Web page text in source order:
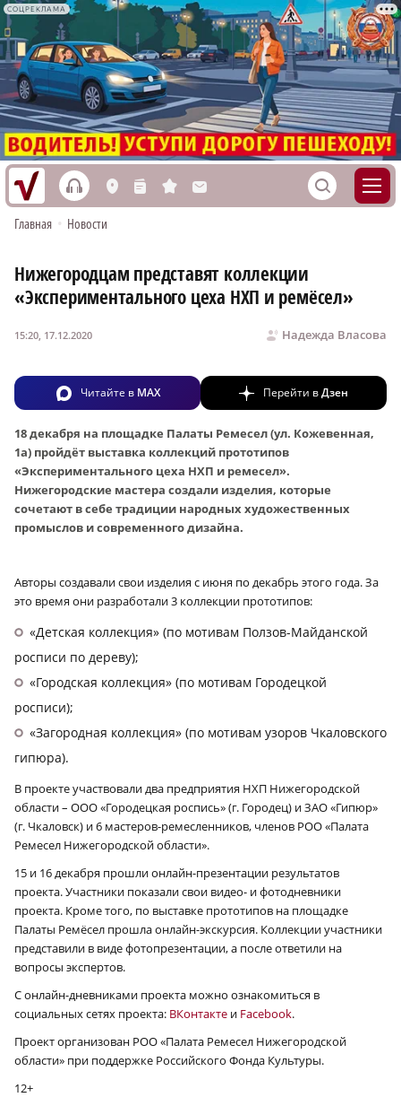
СОЦРЕКЛАМА
h L n s M S
Главная • Новости
Нижегородцам представят коллекции
«Экспериментального цеха НХП и ремёсел»
Надежда Власова
15:20, 17.12.2020
Читайте в MAX Перейти вДзен
18 декабря на площадке Палаты Ремесел (ул. Кожевенная,
1а) пройдёт выставка коллекций прототипов
«Экспериментального цеха НХП и ремесел».
Нижегородские мастера создали изделия, которые
сочетают в себе традиции народных художественных
промыслов и современного дизайна.
Авторы создавали свои изделия с июня по декабрь этого года. За
это время они разработали 3 коллекции прототипов:
«Детская коллекция» (по мотивам Ползов-Майданской
росписи по дереву);
«Городская коллекция» (по мотивам Городецкой
росписи);
«Загородная коллекция» (по мотивам узоров Чкаловского
гипюра).
В проекте участвовали два предприятия НХП Нижегородской
области – ООО «Городецкая роспись» (г. Городец) и ЗАО «Гипюр»
(г. Чкаловск) и 6 мастеров-ремесленников, членов РОО «Палата
Ремесел Нижегородской области».
15 и 16 декабря прошли онлайн-презентации результатов
проекта. Участники показали свои видео- и фотодневники
проекта. Кроме того, по выставке прототипов на площадке
Палаты Ремёсел прошла онлайн-экскурсия. Коллекции участники
представили в виде фотопрезентации, а после ответили на
вопросы экспертов.
С онлайн-дневниками проекта можно ознакомиться в
социальных сетях проекта: ВКонтакте и Facebook.
Проект организован РОО «Палата Ремесел Нижегородской
области» при поддержке Российского Фонда Культуры.
12+